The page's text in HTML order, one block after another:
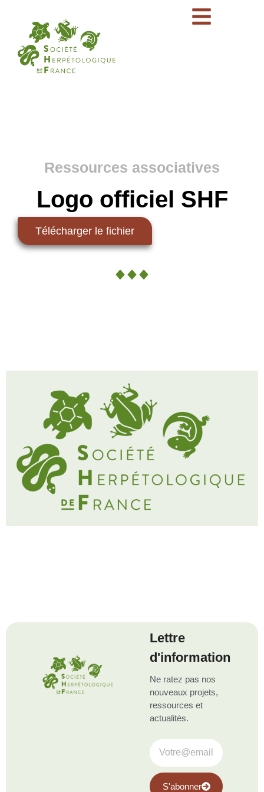
Ressources associatives
Logo officiel SHF
Télécharger le fichier
Lettre
d'information
Ne ratez pas nos
nouveaux projets,
ressources et
actualités.
S'abonner